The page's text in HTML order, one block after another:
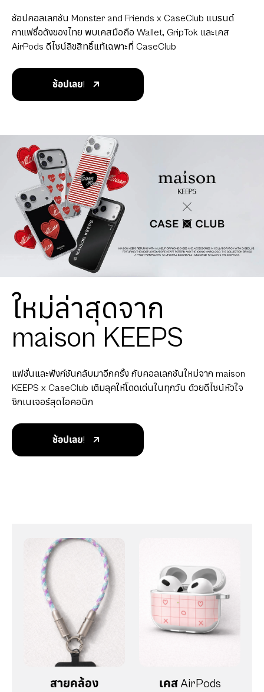
ช้อปคอลเลกชัน Monster and Friends x CaseClub แบรนด์
กาแฟชื่อดังของไทย พบเคสมือถือ Wallet, GripTok และเคส
AirPods ดีไซน์ลิขสิทธิ์แท้เฉพาะที่ CaseClub
ช้อปเลย!
ใหม่ล่าสุดจาก
maison KEEPS
แฟชั่นและฟังก์ชันกลับมาอีกครั้ง กับคอลเลกชันใหม่จาก maison
KEEPS x CaseClub เติมลุคให้โดดเด่นในทุกวัน ด้วยดีไซน์หัวใจ
ซิกเนเจอร์สุดไอคอนิก
ช้อปเลย!
สายคล้อง เคส AirPods